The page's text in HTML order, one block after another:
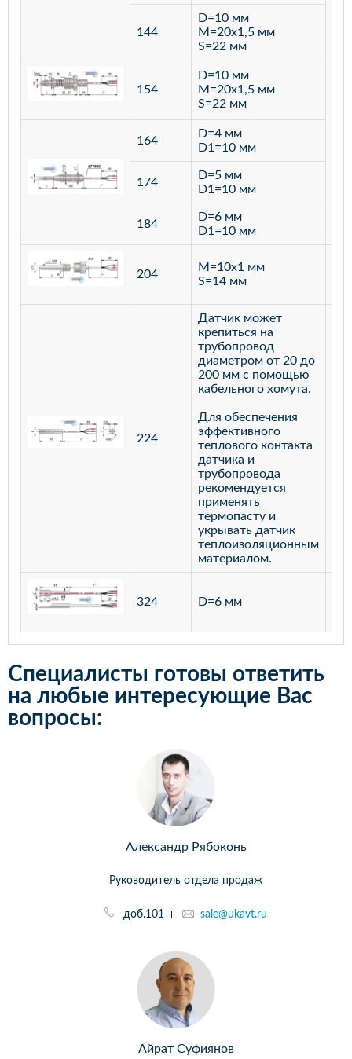
144
D=10 мм
M=20х1,5 мм
S=22 мм
154
D=10 мм
M=20х1,5 мм
S=22 мм
164
D=4 мм
D1=10 мм
174
D=5 мм
D1=10 мм
184
D=6 мм
D1=10 мм
204
M=10х1 мм
S=14 мм
224
Датчик может
крепиться на
трубопровод
диаметром от 20 до
200 мм с помощью
кабельного хомута.
Для обеспечения
эффективного
теплового контакта
датчика и
трубопровода
рекомендуется
применять
термопасту и
укрывать датчик
теплоизоляционным
материалом.
324 D=6 мм
Специалисты готовы ответить
на любые интересующие Вас
вопросы:
Александр Рябоконь
Руководитель отдела продаж
доб.101 sale@ukavt.ru
Айрат Суфиянов